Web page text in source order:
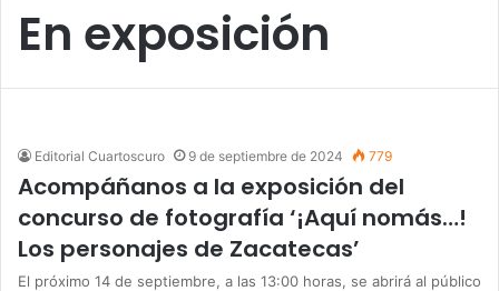
En exposición
Editorial Cuartoscuro 9 de septiembre de 2024 779
Acompáñanos a la exposición del
concurso de fotografía ‘¡Aquí nomás…!
Los personajes de Zacatecas’
El próximo 14 de septiembre, a las 13:00 horas, se abrirá al público